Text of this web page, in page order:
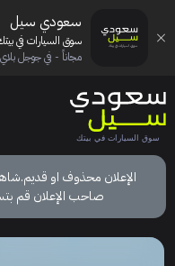
الإعلان محذوف او
صاحب الإعلان قم
سعودي سيل
سوق السيارات في
مجاناً - في جوجل بلاي